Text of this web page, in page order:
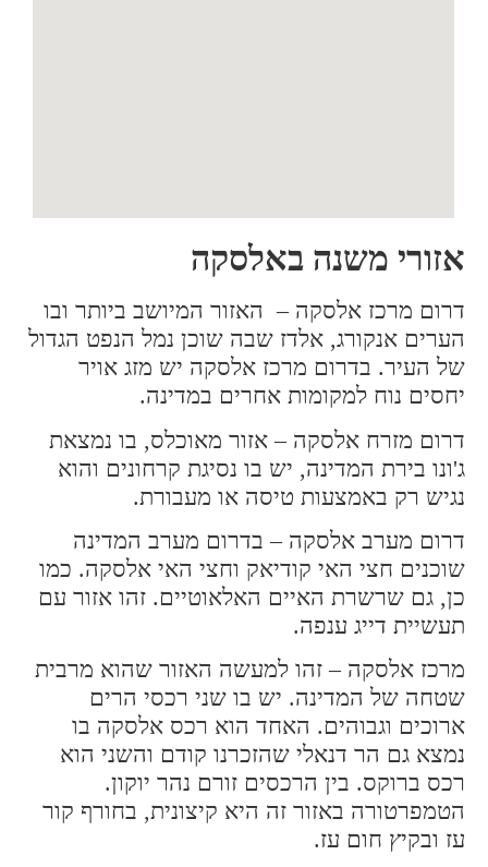
אזורי משנה באלסקה
דרום מרכז אלסקה – האזור המיושב ביותר ובו
הערים אנקורג, אלדז שבה שוכן נמל הנפט הגדול
של העיר. בדרום מרכז אלסקה יש מזג אויר
יחסים נוח למקומות אחרים במדינה.
דרום מזרח אלסקה – אזור מאוכלס, בו נמצאת
ג'ונו בירת המדינה, יש בו נסיגת קרחונים והוא
נגיש רק באמצעות טיסה או מעבורת.
דרום מערב אלסקה – בדרום מערב המדינה
שוכנים חצי האי קודיאק וחצי האי אלסקה. כמו
כן, גם שרשרת האיים האלאוטיים. זהו אזור עם
תעשיית דייג ענפה.
מרכז אלסקה – זהו למעשה האזור שהוא מרבית
שטחה של המדינה. יש בו שני רכסי הרים
ארוכים וגבוהים. האחד הוא רכס אלסקה בו
נמצא גם הר דנאלי שהזכרנו קודם והשני הוא
רכס ברוקס. בין הרכסים זורם נהר יוקון.
הטמפרטורה באזור זה היא קיצונית, בחורף קור
עז ובקיץ חום עז.